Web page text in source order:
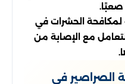
صعبًا.
لمكافحة الحشرات في
مع الإصابة من
الصراصير في